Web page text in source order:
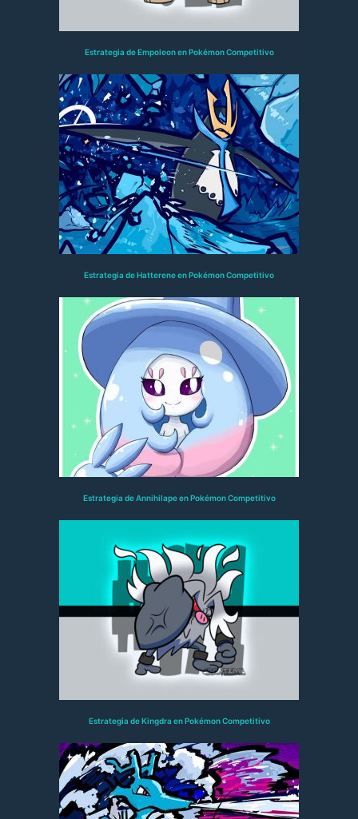
Estrategia de Empoleon en Pokémon Competitivo
Estrategia de Hatterene en Pokémon Competitivo
Estrategia de Annihilape en Pokémon Competitivo
Estrategia de Kingdra en Pokémon Competitivo